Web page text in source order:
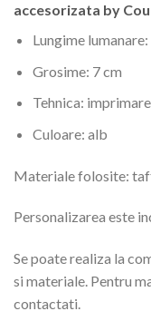
accesorizata by
Lungime lumanare:
Grosime: 7 cm
Tehnica:
Culoare: alb
Materiale folosite:
Personalizarea este
Se poate realiza la
si materiale. Pentru
contactati.